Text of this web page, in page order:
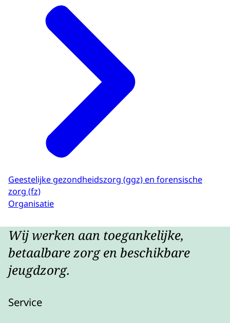
Geestelijke gezondheidszorg (ggz) en forensische
zorg (fz)
Organisatie
Wij werken aan toegankelijke,
betaalbare zorg en beschikbare
jeugdzorg.
Service